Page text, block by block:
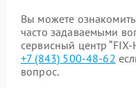
Вы можете
часто задаваемыми
сервисный центр
+7 (843) 500-48-62
вопрос.